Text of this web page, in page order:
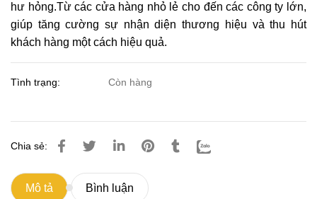
hư hỏng.Từ các cửa hàng nhỏ lẻ cho đến các công ty lớn,
giúp tăng cường sự nhận diện thương hiệu và thu hút
khách hàng một cách hiệu quả.
Tình trạng: Còn hàng
Chia sẻ:
Mô tả Bình luận